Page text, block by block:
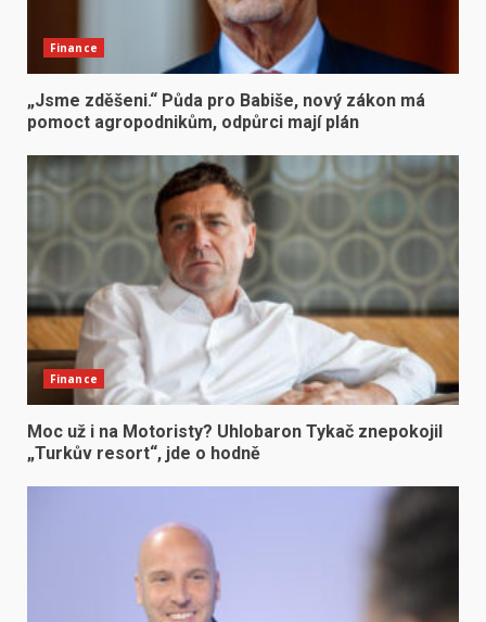
Finance
„Jsme zděšeni.“ Půda pro Babiše, nový zákon má
pomoct agropodnikům, odpůrci mají plán
Finance
Moc už i na Motoristy? Uhlobaron Tykač znepokojil
„Turkův resort“, jde o hodně